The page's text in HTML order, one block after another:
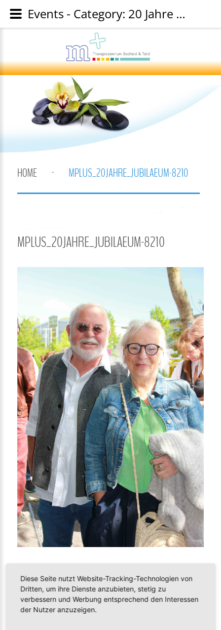
HOME MPLUS_20JAHRE_JUBILAEUM-8210
MPLUS_20JAHRE_JUBILAEUM-8210
Therapiezentrum
COMMENTSFORTHIS
Events - Category: 20 Jahre mplus Jubiläumsfeier - Image: mplus_20jahre_jubilaeum-8210
Diese Seite nutzt Website-Tracking-Technologien von
Dritten, um ihre Dienste anzubieten, stetig zu
verbessern und Werbung entsprechend den Interessen
der Nutzer anzuzeigen.